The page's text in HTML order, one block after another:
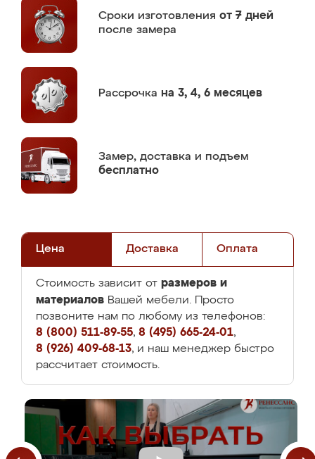
Сроки изготовления от 7 дней
после замера
Рассрочка на 3, 4, 6 месяцев
Замер, доставка и подъем
бесплатно
Цена Доставка Оплата
Стоимость зависит от размеров и
материалов Вашей мебели. Просто
позвоните нам по любому из телефонов:
8 (800) 511-89-55, 8 (495) 665-24-01,
8 (926) 409-68-13, и наш менеджер быстро
рассчитает стоимость.